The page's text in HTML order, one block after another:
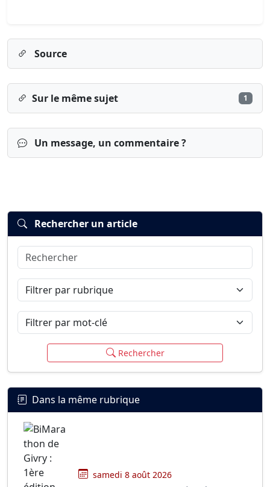
Source
Sur le même sujet 1
Un message, un commentaire ?
Connexion
Rechercher un article
Rechercher
Filtrer par rubrique
Filtrer par mot-clé
Rechercher
Dans la même rubrique
samedi 8 août 2026